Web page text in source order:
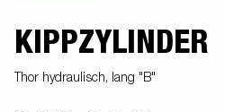
KIPPZYLINDER
Thor hydraulisch, lang "B"